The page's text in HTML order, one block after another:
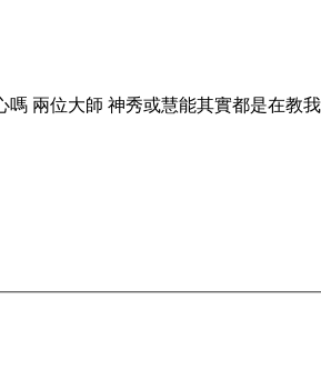
兩位大師 神秀或慧能其實都是在教